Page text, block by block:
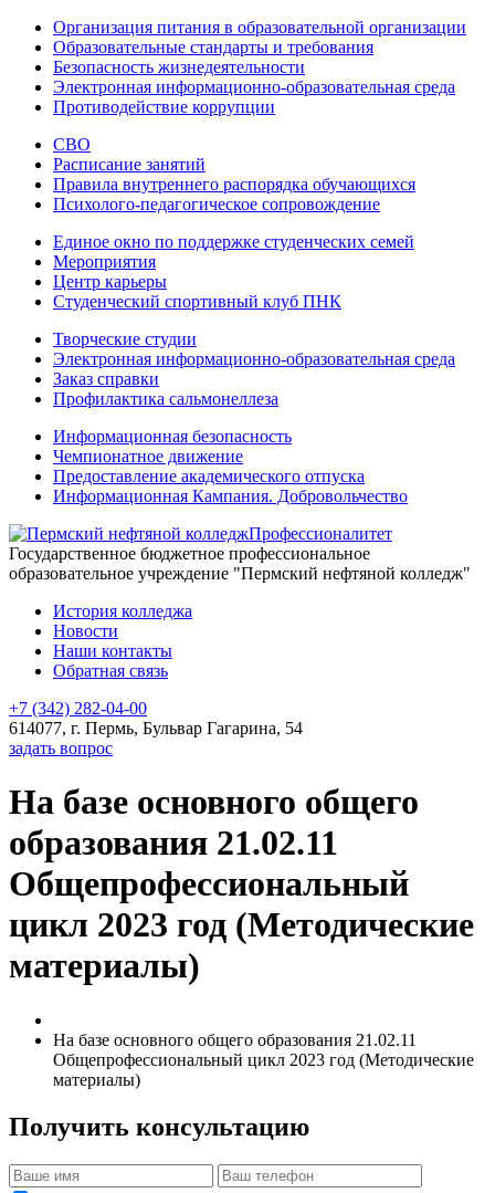
Организация питания в образовательной организации
Образовательные стандарты и требования
Безопасность жизнедеятельности
Электронная информационно-образовательная среда
Противодействие коррупции
СВО
Расписание занятий
Правила внутреннего распорядка обучающихся
Психолого-педагогическое сопровождение
Единое окно по поддержке студенческих семей
Мероприятия
Центр карьеры
Студенческий спортивный клуб ПНК
Творческие студии
Электронная информационно-образовательная среда
Заказ справки
Профилактика сальмонеллеза
Информационная безопасность
Чемпионатное движение
Предоставление академического отпуска
Информационная Кампания. Добровольчество
Профессионалитет
Государственное бюджетное профессиональное
образовательное учреждение "Пермский нефтяной колледж"
История колледжа
Новости
Наши контакты
Обратная связь
+7 (342) 282-04-00
614077, г. Пермь, Бульвар Гагарина, 54
задать вопрос
На базе основного общего
образования 21.02.11
Общепрофессиональный
цикл 2023 год (Методические
материалы)
На базе основного общего образования 21.02.11
Общепрофессиональный цикл 2023 год (Методические
материалы)
Получить консультацию